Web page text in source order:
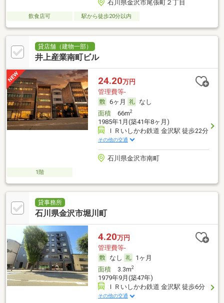
石川県金沢市尾張町２丁目
飲食店可 駅から徒歩20分以内
貸店舗（建物一部）
井上産業南町ビル
24.20万円
管理費等-
6ヶ月
なし
面積66m2
1985年1月(築41年8ヶ月)
ＩＲいしかわ鉄道 金沢駅 徒歩22分
その他の交通
石川県金沢市南町
1階
貸事務所
石川県金沢市堀川町
4.20万円
管理費等-
なし
1ヶ月
面積3.3m2
1979年9月(築47年)
ＩＲいしかわ鉄道 金沢駅 徒歩6分
その他の交通